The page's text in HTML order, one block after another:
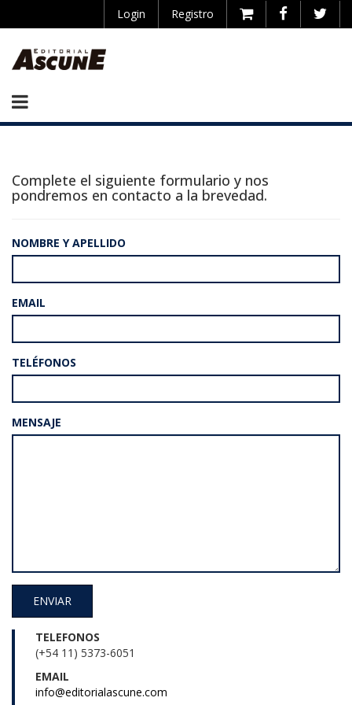
Login Registro
Complete el siguiente formulario y nos
pondremos en contacto a la brevedad.
NOMBRE Y APELLIDO
EMAIL
TELÉFONOS
MENSAJE
ENVIAR
TELEFONOS
(+54 11) 5373-6051
EMAIL
info@editorialascune.com